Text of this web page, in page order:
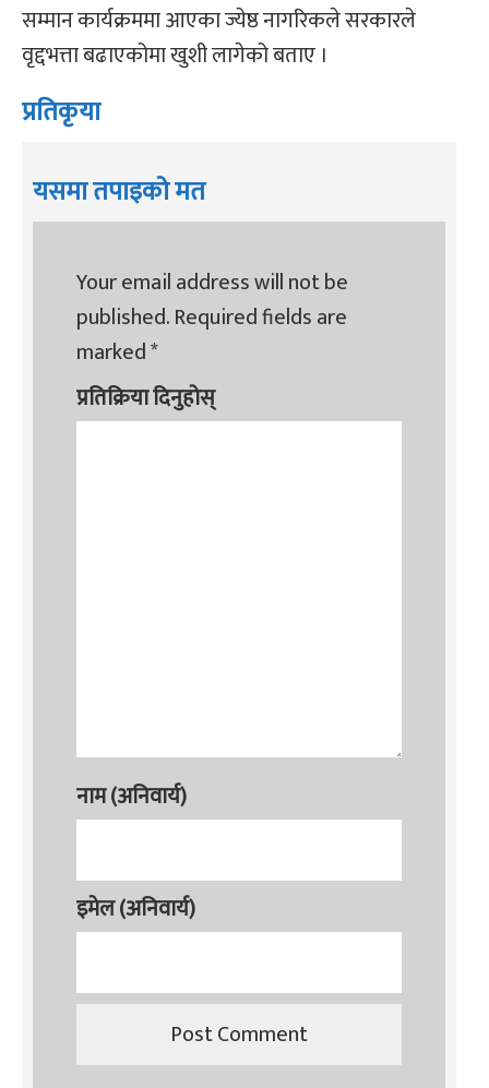
सम्मान कार्यक्रममा आएका ज्येष्ठ नागरिकले सरकारले
वृद्दभत्ता बढाएकोमा खुशी लागेको बताए ।
प्रतिकृया
यसमा तपाइको मत
Your email address will not be
published.Required fields are
marked*
प्रतिक्रिया दिनुहोस्
नाम (अनिवार्य)
इमेल (अनिवार्य)